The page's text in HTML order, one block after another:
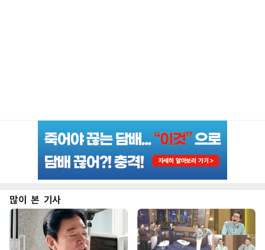
많이 본 기사